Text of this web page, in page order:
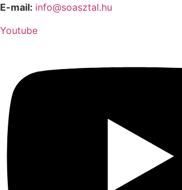
E-mail: info@soasztal.hu
Youtube